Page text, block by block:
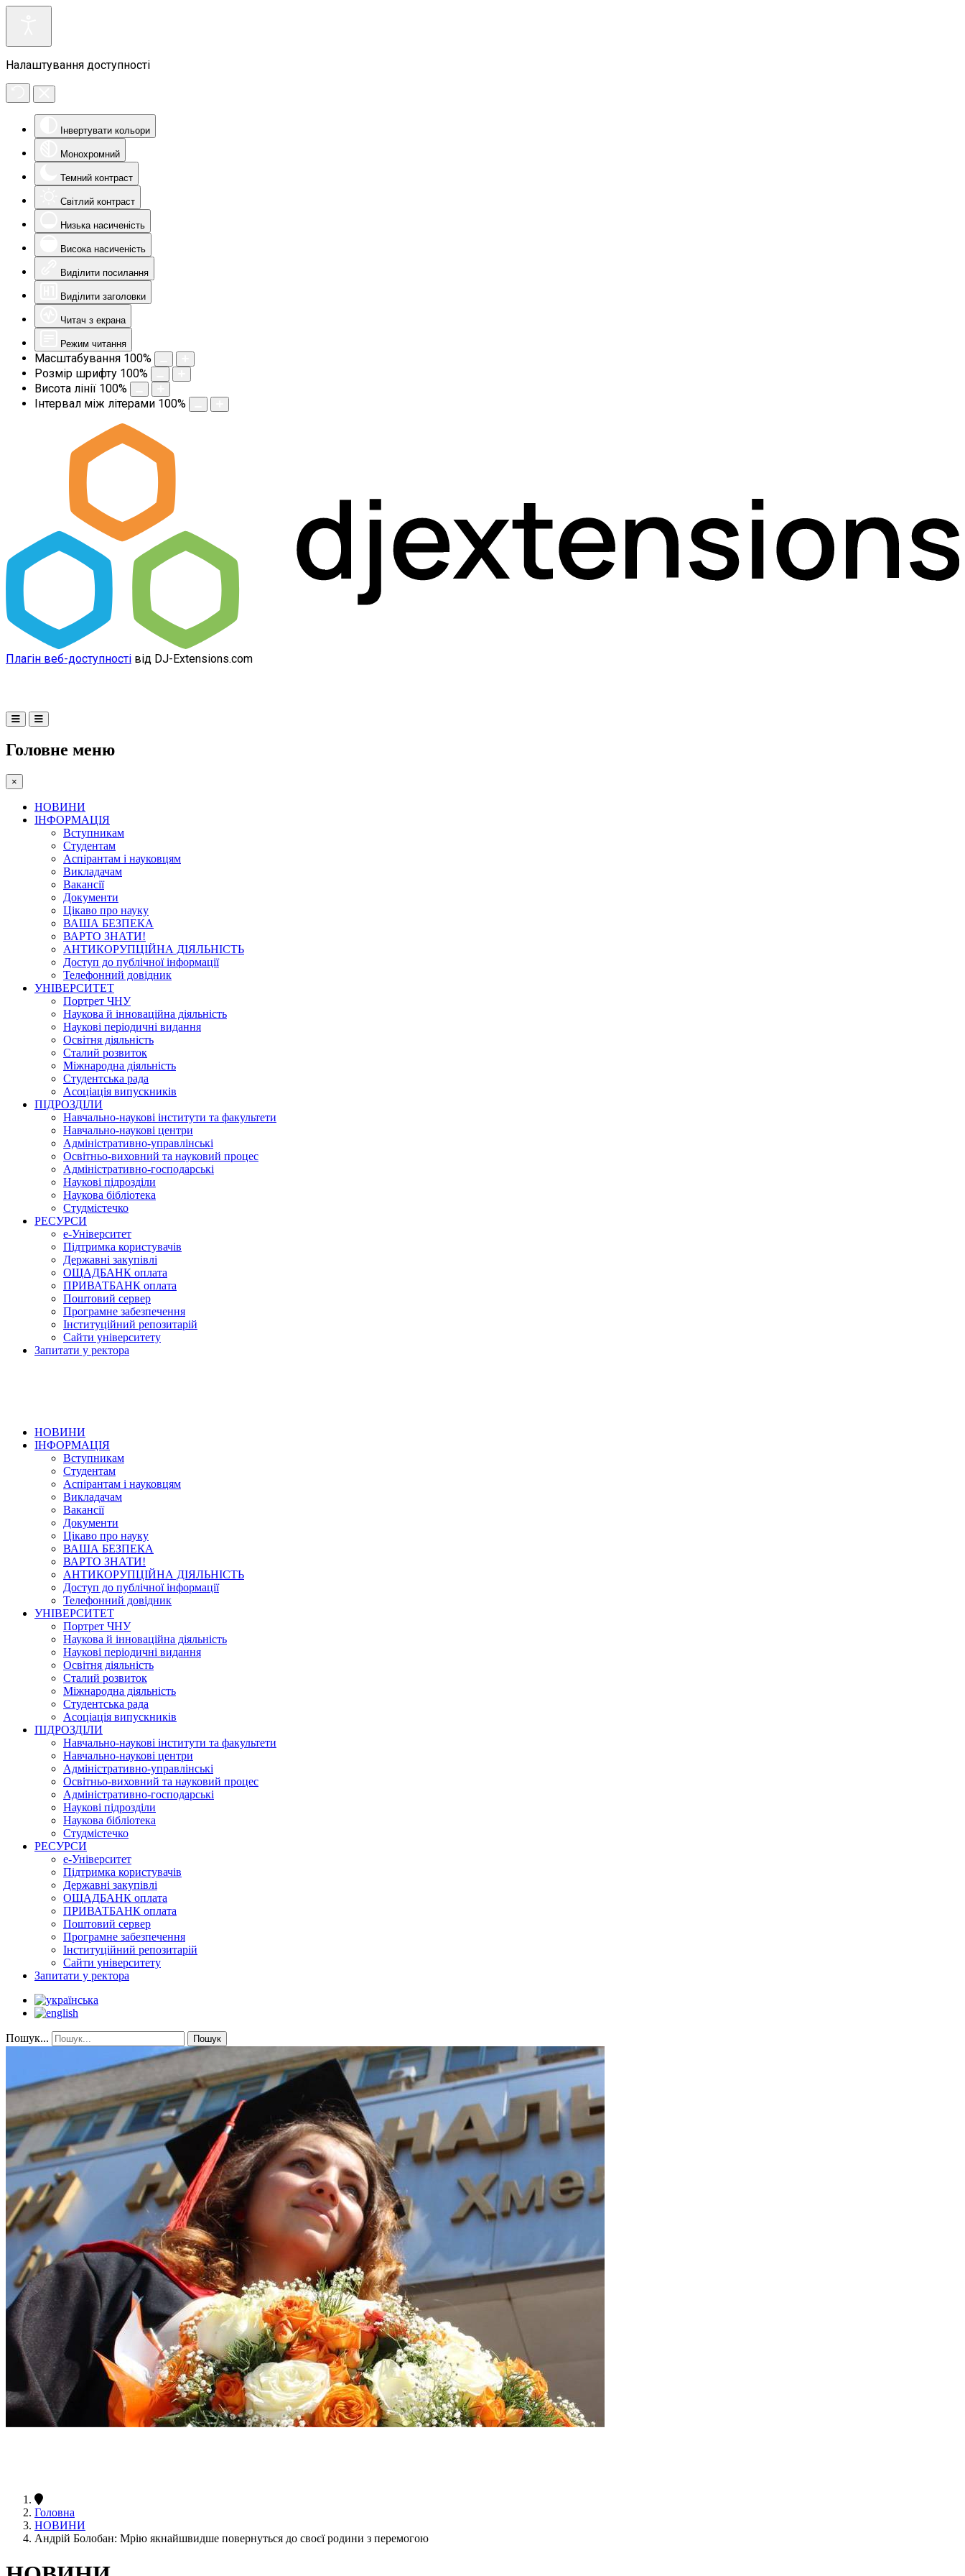
Налаштування доступності
Інвертувати кольори
Монохромний
Темний контраст
Світлий контраст
Низька насиченість
Висока насиченість
Виділити посилання
Виділити заголовки
Читач з екрана
Режим читання
Масштабування 100%
Розмір шрифту 100%
Висота лінії 100%
Інтервал між літерами 100%
Плагін веб-доступності від DJ-Extensions.com
Головне меню
×
НОВИНИ
ІНФОРМАЦІЯ
Вступникам
Студентам
Аспірантам і науковцям
Викладачам
Вакансії
Документи
Цікаво про науку
ВАША БЕЗПЕКА
ВАРТО ЗНАТИ!
АНТИКОРУПЦІЙНА ДІЯЛЬНІСТЬ
Доступ до публічної інформації
Телефонний довідник
УНІВЕРСИТЕТ
Портрет ЧНУ
Наукова й інноваційна діяльність
Наукові періодичні видання
Освітня діяльність
Сталий розвиток
Міжнародна діяльність
Студентська рада
Асоціація випускників
ПІДРОЗДІЛИ
Навчально-наукові інститути та факультети
Навчально-наукові центри
Адміністративно-управлінські
Освітньо-виховний та науковий процес
Адміністративно-господарські
Наукові підрозділи
Наукова бібліотека
Студмістечко
РЕСУРСИ
е-Університет
Підтримка користувачів
Державні закупівлі
ОЩАДБАНК оплата
ПРИВАТБАНК оплата
Поштовий сервер
Програмне забезпечення
Інституційний репозитарій
Сайти університету
Запитати у ректора
НОВИНИ
ІНФОРМАЦІЯ
Вступникам
Студентам
Аспірантам і науковцям
Викладачам
Вакансії
Документи
Цікаво про науку
ВАША БЕЗПЕКА
ВАРТО ЗНАТИ!
АНТИКОРУПЦІЙНА ДІЯЛЬНІСТЬ
Доступ до публічної інформації
Телефонний довідник
УНІВЕРСИТЕТ
Портрет ЧНУ
Наукова й інноваційна діяльність
Наукові періодичні видання
Освітня діяльність
Сталий розвиток
Міжнародна діяльність
Студентська рада
Асоціація випускників
ПІДРОЗДІЛИ
Навчально-наукові інститути та факультети
Навчально-наукові центри
Адміністративно-управлінські
Освітньо-виховний та науковий процес
Адміністративно-господарські
Наукові підрозділи
Наукова бібліотека
Студмістечко
РЕСУРСИ
е-Університет
Підтримка користувачів
Державні закупівлі
ОЩАДБАНК оплата
ПРИВАТБАНК оплата
Поштовий сервер
Програмне забезпечення
Інституційний репозитарій
Сайти університету
Запитати у ректора
Пошук... Пошук
Головна
НОВИНИ
Андрій Болобан: Мрію якнайшвидше повернуться до своєї родини з перемогою